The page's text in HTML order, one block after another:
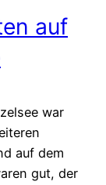
auf
war
auf dem
gut, der